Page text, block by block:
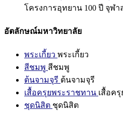
โครงการอุทยาน 100 ปี จุฬ
อัตลักษณ์มหาวิทยาลัย
พระเกี้ยว พระเกี้ยว
สีชมพู สีชมพู
ต้นจามจุรี ต้นจามจุรี
เสื้อครุยพระราชทาน เสื้อค
ชุดนิสิต ชุดนิสิต